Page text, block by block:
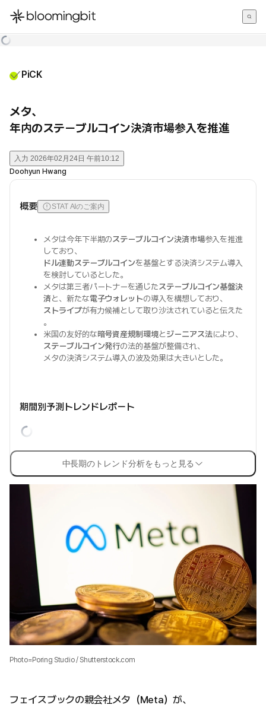
한국어
PiCK
メタ、
年内のステーブルコイン決済市場参入を推進
入力 2026年02月24日 午前10:12
Doohyun Hwang
概要 STAT AIのご案内
メタは今年下半期のステーブルコイン決済市場参入を推進
しており、
ドル連動ステーブルコインを基盤とする決済システム導入
を検討しているとした。
メタは第三者パートナーを通じたステーブルコイン基盤決
済と、新たな電子ウォレットの導入を構想しており、
ストライプが有力候補として取り沙汰されていると伝えた
。
米国の友好的な暗号資産規制環境とジーニアス法により、
ステーブルコイン発行の法的基盤が整備され、
メタの決済システム導入の波及効果は大きいとした。
期間別予測トレンドレポート
中長期のトレンド分析をもっと見る
Photo=Poring Studio / Shutterstock.com
フェイスブックの親会社メタ（Meta）が、